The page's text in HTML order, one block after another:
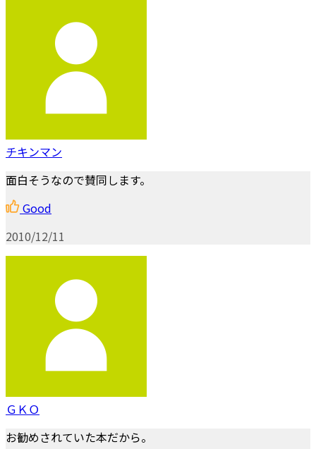
チキンマン
面白そうなので賛同します。
Good
2010/12/11
ＧＫＯ
お勧めされていた本だから。